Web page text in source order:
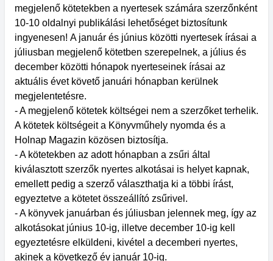
megjelenő kötetekben a nyertesek számára szerzőnként
10-10 oldalnyi publikálási lehetőséget biztosítunk
ingyenesen! A január és június közötti nyertesek írásai a
júliusban megjelenő kötetben szerepelnek, a július és
december közötti hónapok nyerteseinek írásai az
aktuális évet követő januári hónapban kerülnek
megjelentetésre.
- A megjelenő kötetek költségei nem a szerzőket terhelik.
A kötetek költségeit a Könyvműhely nyomda és a
Holnap Magazin közösen biztosítja.
- A kötetekben az adott hónapban a zsűri által
kiválasztott szerzők nyertes alkotásai is helyet kapnak,
emellett pedig a szerző választhatja ki a többi írást,
egyeztetve a kötetet összeállító zsűrivel.
- A könyvek januárban és júliusban jelennek meg, így az
alkotásokat június 10-ig, illetve december 10-ig kell
egyeztetésre elküldeni, kivétel a decemberi nyertes,
akinek a következő év január 10-ig.